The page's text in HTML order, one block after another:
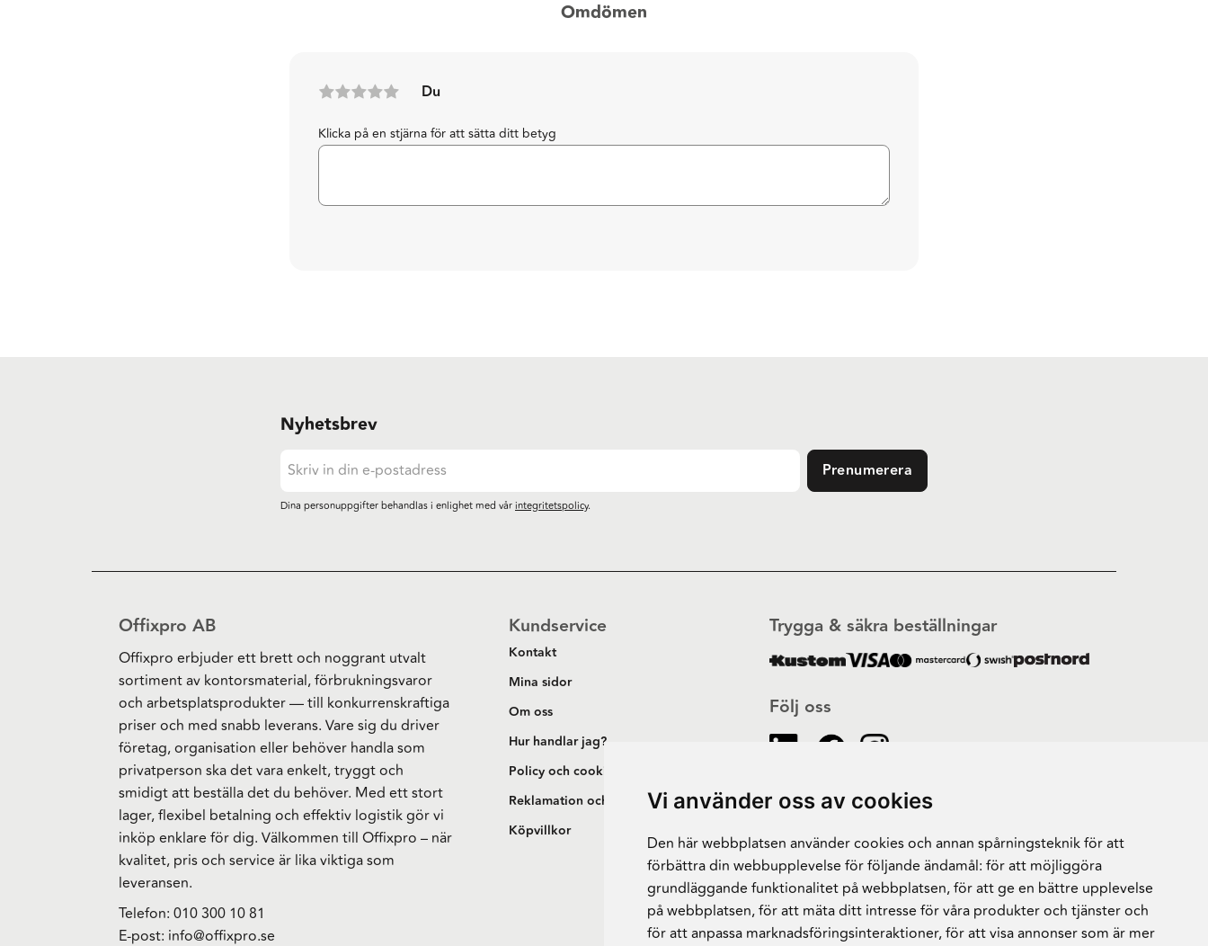
Vi använder oss av cookies
Den här webbplatsen använder cookies och annan spårningsteknik för att
förbättra din webbupplevelse för följande ändamål: för att möjliggöra
grundläggande funktionalitet på webbplatsen,för att ge en bättre upplevelse
på webbplatsen,för att mäta ditt intresse för våra produkter och tjänster och
för att anpassa marknadsföringsinteraktioner,för att visa annonser som är mer
Omdömen
Du
Klicka på en stjärna för att sätta ditt betyg
Nyhetsbrev
Prenumerera
Dina personuppgifter behandlas i enlighet med vårintegritetspolicy.
Offixpro AB
Offixpro erbjuder ett brett och noggrant utvalt
sortiment av kontorsmaterial, förbrukningsvaror
och arbetsplatsprodukter — till konkurrenskraftiga
priser och med snabb leverans. Vare sig du driver
företag, organisation eller behöver handla som
privatperson ska det vara enkelt, tryggt och
smidigt att beställa det du behöver. Med ett stort
lager, flexibel betalning och effektiv logistik gör vi
inköp enklare för dig. Välkommen till Offixpro – när
kvalitet, pris och service är lika viktiga som
leveransen.
Telefon: 010 300 10 81
E-post: info@offixpro.se
Kundservice
Kontakt
Mina sidor
Om oss
Hur handlar jag?
Policy och cookies
Reklamation och retur
Köpvillkor
Följ oss
Trygga & säkra beställningar